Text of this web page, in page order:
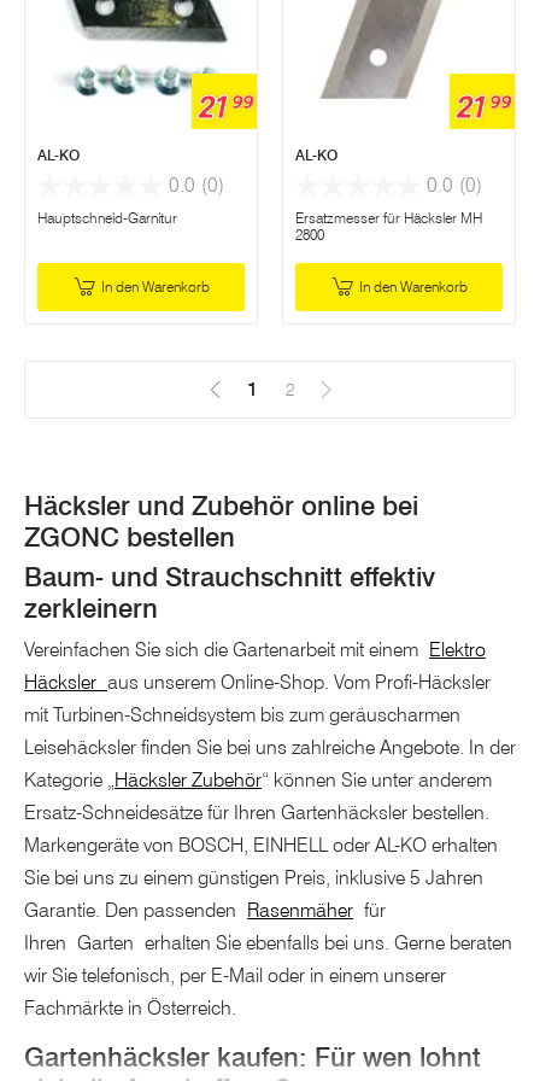
2199
AL-KO
0.0 (0)
Hauptschneid-Garnitur
In den Warenkorb
2199
AL-KO
0.0 (0)
Ersatzmesser für Häcksler MH
2800
In den Warenkorb
1 (Aktuell)
2
Häcksler und Zubehör online bei
ZGONC bestellen
Baum- und Strauchschnitt effektiv
zerkleinern
Vereinfachen Sie sich die Gartenarbeit mit einem Elektro
Häcksler aus unserem Online-Shop. Vom Profi-Häcksler
mit Turbinen-Schneidsystem bis zum geräuscharmen
Leisehäcksler finden Sie bei uns zahlreiche Angebote. In der
Kategorie „Häcksler Zubehör“ können Sie unter anderem
Ersatz-Schneidesätze für Ihren Gartenhäcksler bestellen.
Markengeräte von BOSCH, EINHELL oder AL-KO erhalten
Sie bei uns zu einem günstigen Preis, inklusive 5 Jahren
Garantie. Den passenden Rasenmäher für
Ihren Garten erhalten Sie ebenfalls bei uns. Gerne beraten
wir Sie telefonisch, per E-Mail oder in einem unserer
Fachmärkte in Österreich.
Gartenhäcksler kaufen: Für wen lohnt